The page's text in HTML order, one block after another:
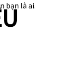
bạn là ai.